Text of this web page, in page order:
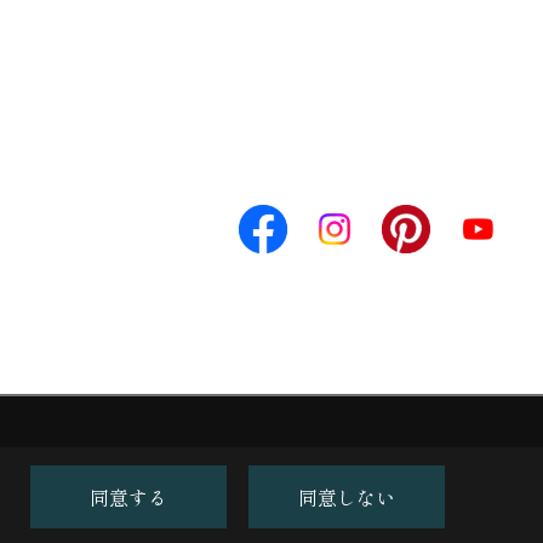
同意する 同意しない